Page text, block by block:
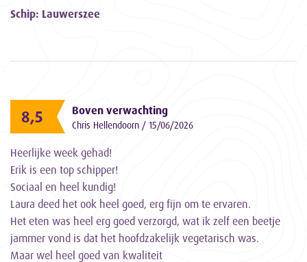
Schip: Lauwerszee
8,5 Boven verwachting
Chris Hellendoorn / 15/06/2026
Heerlijke week gehad!
Erik is een top schipper!
Sociaal en heel kundig!
Laura deed het ook heel goed, erg fijn om te ervaren.
Het eten was heel erg goed verzorgd, wat ik zelf een beetje
jammer vond is dat het hoofdzakelijk vegetarisch was.
Maar wel heel goed van kwaliteit